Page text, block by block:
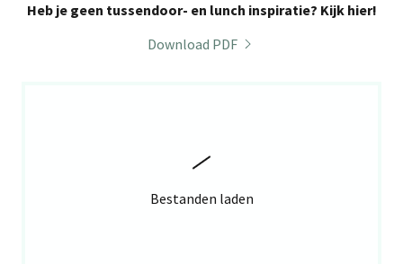
Heb je geen tussendoor- en lunch inspiratie? Kijk hier!
Download PDF
Bestanden laden